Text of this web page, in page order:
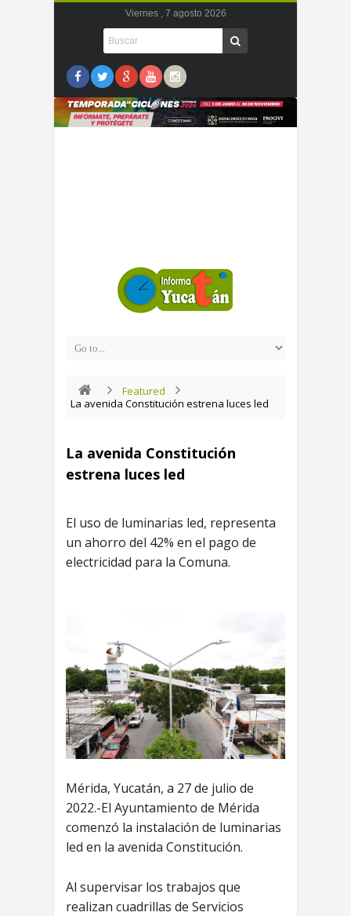
Viernes , 7 agosto 2026
Featured
La avenida Constitución estrena luces led
La avenida Constitución
estrena luces led
El uso de luminarias led, representa
un ahorro del 42% en el pago de
electricidad para la Comuna.
Mérida, Yucatán, a 27 de julio de
2022.-El Ayuntamiento de Mérida
comenzó la instalación de luminarias
led en la avenida Constitución.
Al supervisar los trabajos que
realizan cuadrillas de Servicios